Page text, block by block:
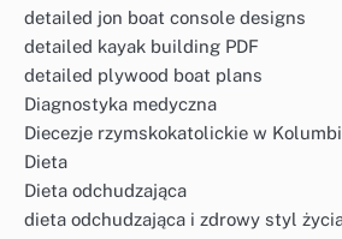
detailed jon boat console designs
detailed kayak building PDF
detailed plywood boat plans
Diagnostyka medyczna
Diecezje rzymskokatolickie w
Dieta
Dieta odchudzająca
dieta odchudzająca i zdrowy styl